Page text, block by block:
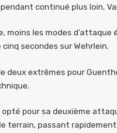
continué plus loin,
moins les modes
secondes sur Wehrlein.
deux extrêmes pour
pour sa deuxième
terrain, passant